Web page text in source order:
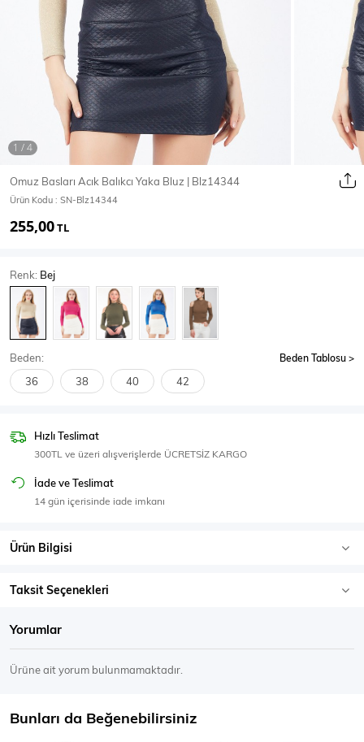
Ceket Mont & Kaban Yağmurluk
T-SHİRT & BLUZ
T-Shirt
Body Atlet Crop & Büstiyer
SPOR GİYİM
Eşofman Üstü
Omuz Basları Acık Balıkcı Yaka Bluz | Blz14344
Ürün Kodu : SN-Blz14344
255,00TL
Renk: Bej
Beden: Beden Tablosu
36 38 40 42
Hızlı Teslimat
300TL ve üzeri alışverişlerde ÜCRETSİZ KARGO
İade ve Teslimat
14 gün içerisinde iade imkanı
Ürün Bilgisi
Taksit Seçenekleri
Yorumlar
Ürüne ait yorum bulunmamaktadır.
Bunları da Beğenebilirsiniz